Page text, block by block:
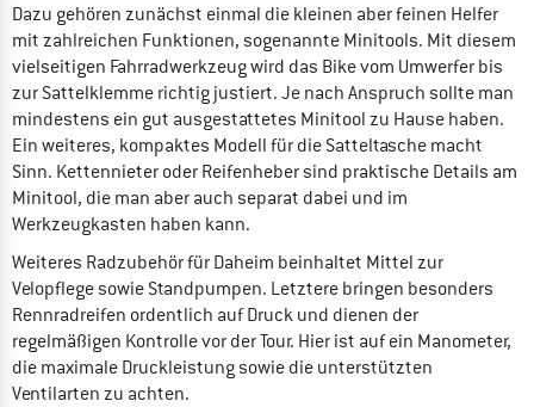
Dazu gehören zunächst einmal die kleinen aber feinen Helfer
mit zahlreichen Funktionen, sogenannte Minitools. Mit diesem
vielseitigen Fahrradwerkzeug wird das Bike vom Umwerfer bis
zur Sattelklemme richtig justiert. Je nach Anspruch sollte man
mindestens ein gut ausgestattetes Minitool zu Hause haben.
Ein weiteres, kompaktes Modell für die Satteltasche macht
Sinn. Kettennieter oder Reifenheber sind praktische Details am
Minitool, die man aber auch separat dabei und im
Werkzeugkasten haben kann.
Weiteres Radzubehör für Daheim beinhaltet Mittel zur
Velopflege sowie Standpumpen. Letztere bringen besonders
Rennradreifen ordentlich auf Druck und dienen der
regelmäßigen Kontrolle vor der Tour. Hier ist auf ein Manometer,
die maximale Druckleistung sowie die unterstützten
Ventilarten zu achten.